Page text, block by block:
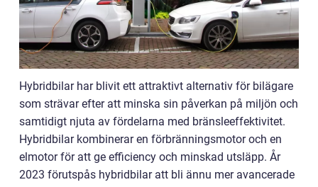
Hybridbilar har blivit ett attraktivt alternativ för bilägare
som strävar efter att minska sin påverkan på miljön och
samtidigt njuta av fördelarna med bränsleeffektivitet.
Hybridbilar kombinerar en förbränningsmotor och en
elmotor för att ge efficiency och minskad utsläpp. År
2023 förutspås hybridbilar att bli ännu mer avancerade